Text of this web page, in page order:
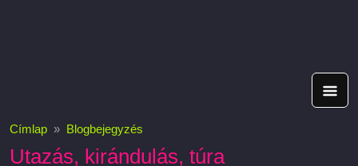
Címlap Blogbejegyzés
Utazás, kirándulás, túra